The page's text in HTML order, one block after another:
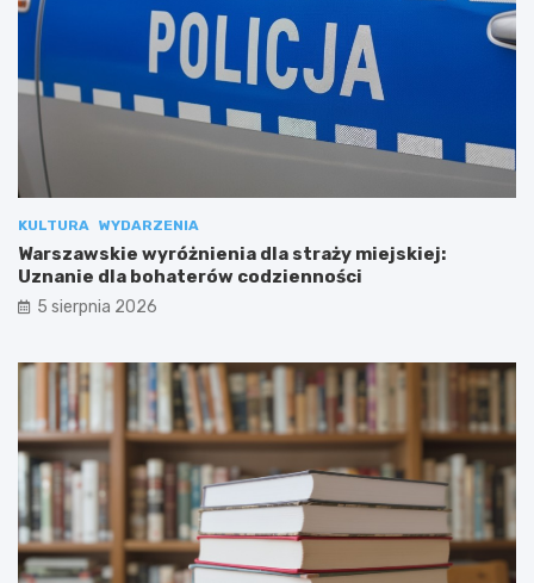
KULTURA WYDARZENIA
Warszawskie wyróżnienia dla straży miejskiej:
Uznanie dla bohaterów codzienności
5 sierpnia 2026